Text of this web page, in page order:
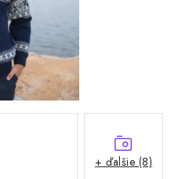
+ ďalšie (8)